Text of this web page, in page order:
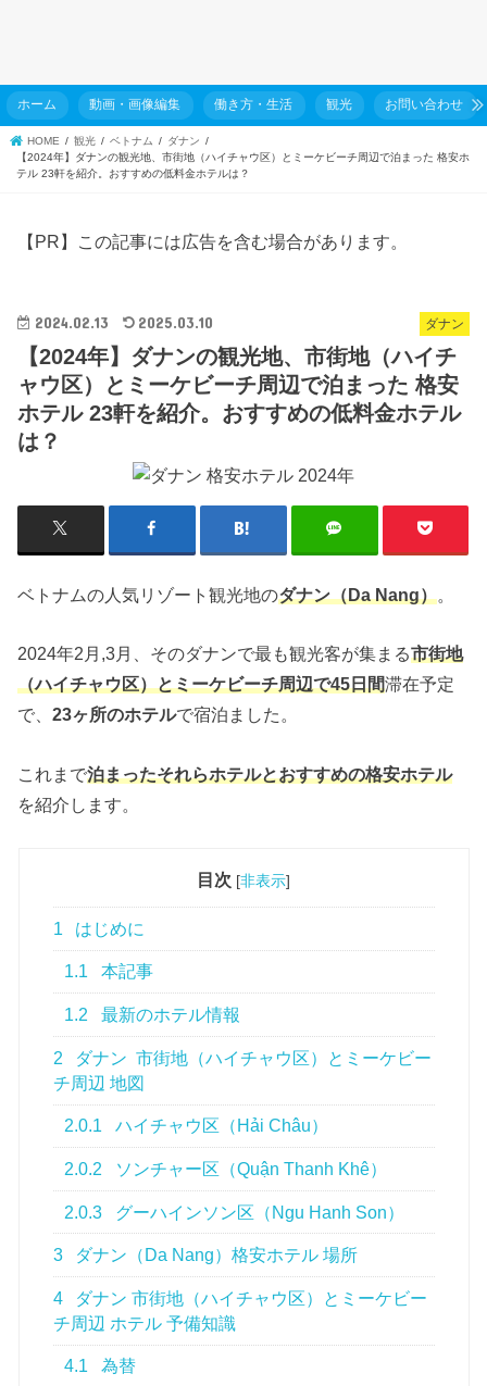
ホーム 動画・画像編集 働き方・生活 観光 お問い合わせ
HOME 観光 ベトナム
ダナン
【2024年】ダナンの観光地、市街地（ハイチャウ区）とミーケビーチ周辺で泊まった 格安ホ
テル 23軒を紹介。おすすめの低料金ホテルは？
【PR】この記事には広告を含む場合があります。
ダナン
2024.02.13 2025.03.10
【2024年】ダナンの観光地、市街地（ハイチ
ャウ区）とミーケビーチ周辺で泊まった 格安
ホテル 23軒を紹介。おすすめの低料金ホテル
は？
ベトナムの人気リゾート観光地のダナン（Da Nang）。
2024年2月,3月、そのダナンで最も観光客が集まる市街地
（ハイチャウ区）とミーケビーチ周辺で45日間滞在予定
で、23ヶ所のホテルで宿泊ました。
これまで泊まったそれらホテルとおすすめの格安ホテル
を紹介します。
目次 [非表示]
1 はじめに
1.1 本記事
1.2 最新のホテル情報
2
ダナン 市街地（ハイチャウ区）とミーケビー
チ周辺 地図
2.0.1 ハイチャウ区（Hải Châu）
2.0.2 ソンチャー区（Quận Thanh Khê）
2.0.3 グーハインソン区（Ngu Hanh Son）
3 ダナン（Da Nang）格安ホテル 場所
4
ダナン 市街地（ハイチャウ区）とミーケビー
チ周辺 ホテル 予備知識
4.1 為替